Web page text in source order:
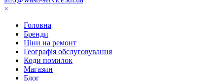
×
Головна
Бренди
Ціни на ремонт
Географія обслуговування
Коди помилок
Магазин
Блог